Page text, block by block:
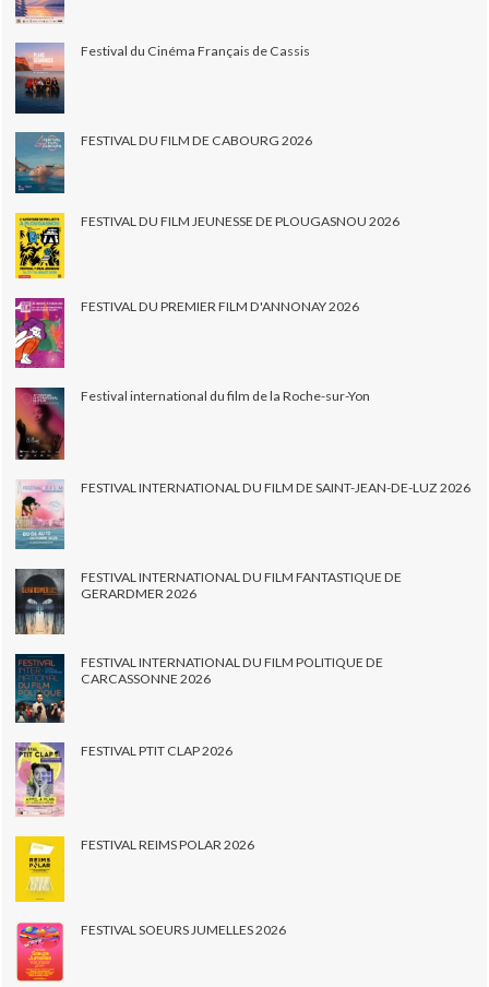
Festival du Cinéma Français de Cassis
FESTIVAL DU FILM DE CABOURG 2026
FESTIVAL DU FILM JEUNESSE DE PLOUGASNOU 2026
FESTIVAL DU PREMIER FILM D'ANNONAY 2026
Festival international du film de la Roche-sur-Yon
FESTIVAL INTERNATIONAL DU FILM DE SAINT-JEAN-DE-LUZ 2026
FESTIVAL INTERNATIONAL DU FILM FANTASTIQUE DE
GERARDMER 2026
FESTIVAL INTERNATIONAL DU FILM POLITIQUE DE
CARCASSONNE 2026
FESTIVAL PTIT CLAP 2026
FESTIVAL REIMS POLAR 2026
FESTIVAL SOEURS JUMELLES 2026